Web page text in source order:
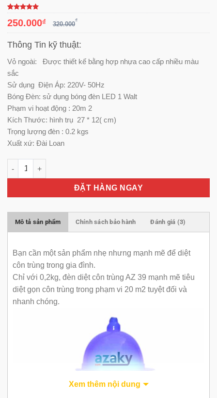
5 dựa trên
đánh giá
250.000₫ 320.000
₫
Thông Tin kỹ thuật:
Vỏ ngoài: Được thiết kế bằng hợp nhựa cao cấp nhiều màu
sắc
Sử dụng Điện Áp: 220V- 50Hz
Bóng Đèn: sử dụng bóng đèn LED 1 Walt
Phạm vi hoạt động : 20m 2
Kích Thước: hình trụ 27 * 12( cm)
Trọng lượng đèn : 0.2 kgs
Xuất xứ: Đài Loan
Đèn diệt côn trùng AZ 39 số lượng
ĐẶT HÀNG NGAY
Mô tả sản phẩm Chính sách bảo hành Đánh giá (3)
Bạn cần một sản phẩm nhẹ nhưng mạnh mẽ để diệt
côn trùng trong gia đình.
Chỉ với 0,2kg, đèn diệt côn trùng AZ 39 mạnh mẽ tiêu
diệt gọn côn trùng trong phạm vi 20 m2 tuyệt đối và
nhanh chóng.
Xem thêm nội dung